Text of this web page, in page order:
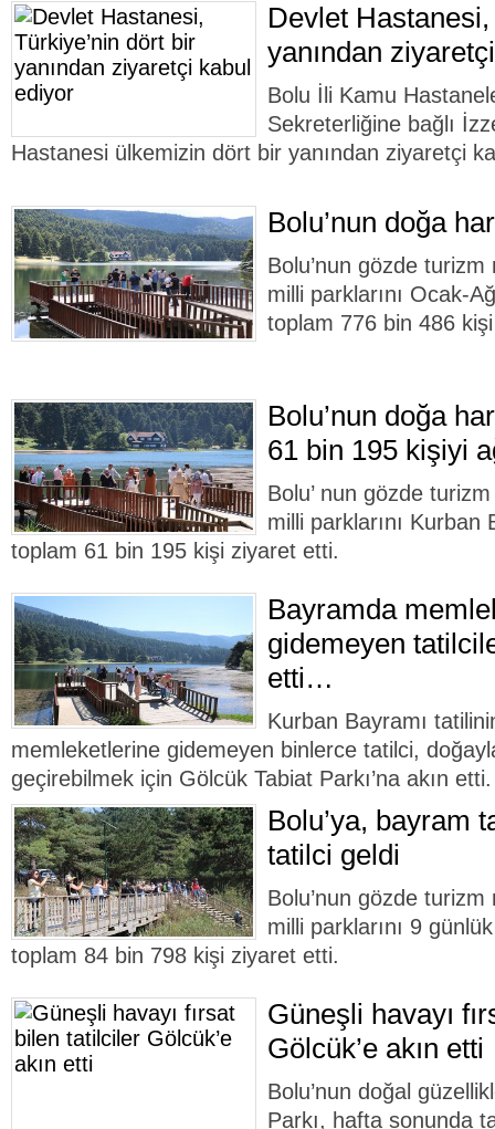
Devlet
yanından
Bolu İli Kamu
Sekreterliğine bağlı
Hastanesi ülkemizin dört bir yanından ziyaretçi
Bolu’nun doğa
Bolu’nun gözde
milli parklarını Ocak-
toplam 776 bin 486
Bolu’nun doğa
61 bin 195 kişiyi
Bolu’ nun gözde
milli parklarını Kurban
toplam 61 bin 195 kişi ziyaret etti.
Bayramda
gidemeyen
etti…
Kurban Bayramı
memleketlerine gidemeyen binlerce tatilci,
geçirebilmek için Gölcük Tabiat Parkı’na akın etti.
Bolu’ya, bayram
tatilci geldi
Bolu’nun gözde
milli parklarını 9
toplam 84 bin 798 kişi ziyaret etti.
Güneşli havayı
Gölcük’e akın etti
Bolu’nun doğal
Parkı, hafta sonunda